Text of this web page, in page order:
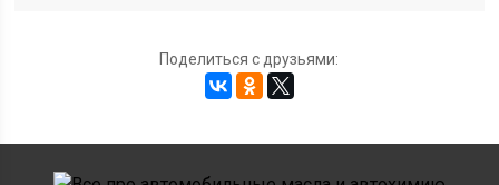
Поделиться с друзьями: